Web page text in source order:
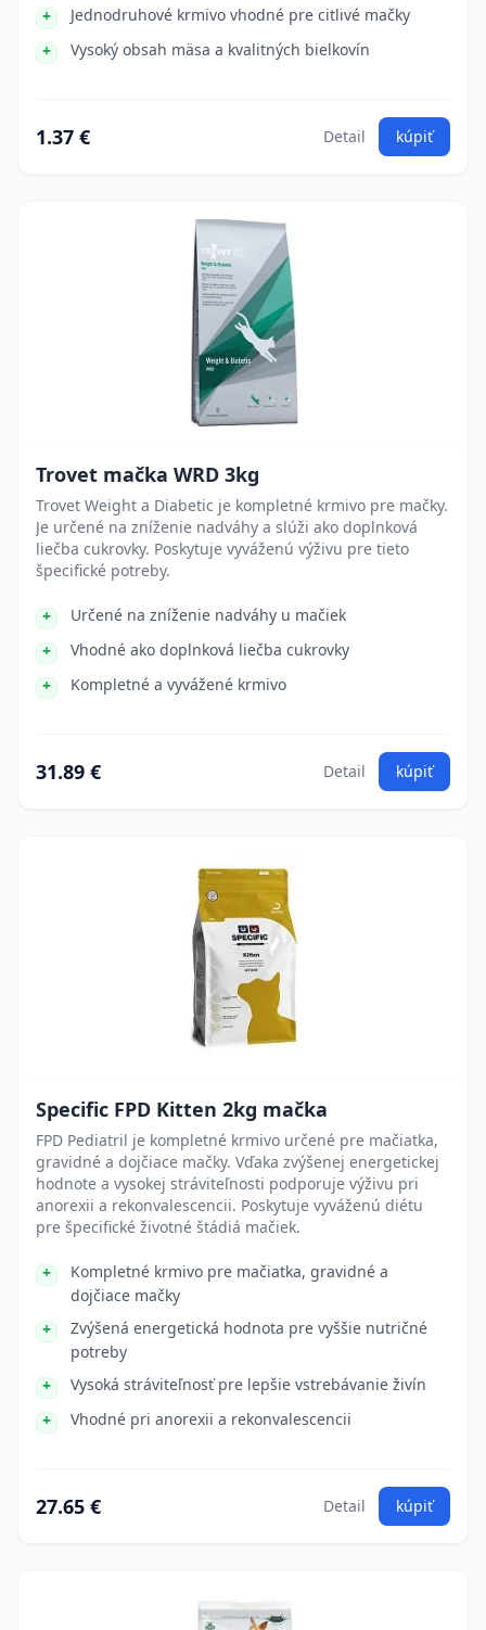
Jednodruhové krmivo vhodné pre citlivé mačky
Vysoký obsah mäsa a kvalitných bielkovín
1.37 € Detail kúpiť
Trovet mačka WRD 3kg
Trovet Weight a Diabetic je kompletné krmivo pre mačky.
Je určené na zníženie nadváhy a slúži ako doplnková
liečba cukrovky. Poskytuje vyváženú výživu pre tieto
špecifické potreby.
Určené na zníženie nadváhy u mačiek
Vhodné ako doplnková liečba cukrovky
Kompletné a vyvážené krmivo
31.89 € Detail kúpiť
Specific FPD Kitten 2kg mačka
FPD Pediatril je kompletné krmivo určené pre mačiatka,
gravidné a dojčiace mačky. Vďaka zvýšenej energetickej
hodnote a vysokej stráviteľnosti podporuje výživu pri
anorexii a rekonvalescencii. Poskytuje vyváženú diétu
pre špecifické životné štádiá mačiek.
Kompletné krmivo pre mačiatka, gravidné a
dojčiace mačky
Zvýšená energetická hodnota pre vyššie nutričné
potreby
Vysoká stráviteľnosť pre lepšie vstrebávanie živín
Vhodné pri anorexii a rekonvalescencii
27.65 € Detail kúpiť